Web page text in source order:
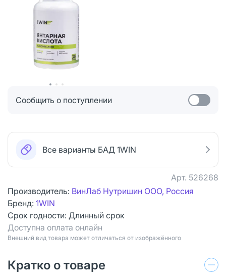
Сообщить о поступлении
Все варианты БАД 1WIN
Арт. 526268
Производитель: ВинЛаб Нутришин ООО, Россия
Бренд: 1WIN
Срок годности: Длинный срок
Доступна оплата онлайн
Bнешний вид товара может отличаться от изображённого
Кратко о товаре